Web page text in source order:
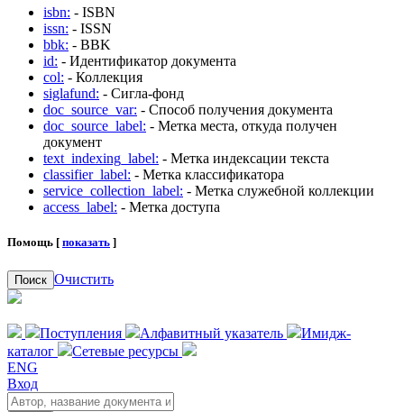
isbn: - ISBN
issn: - ISSN
bbk: - BBK
id: - Идентификатор документа
col: - Коллекция
siglafund: - Сигла-фонд
doc_source_var: - Способ получения документа
doc_source_label: - Метка места, откуда получен
документ
text_indexing_label: - Метка индексации текста
classifier_label: - Метка классификатора
service_collection_label: - Метка служебной коллекции
access_label: - Метка доступа
Помощь [ показать ]
Поиск Очистить
Поступления Алфавитный указатель
Имидж-
каталог
Сетевые ресурсы
ENG
Вход